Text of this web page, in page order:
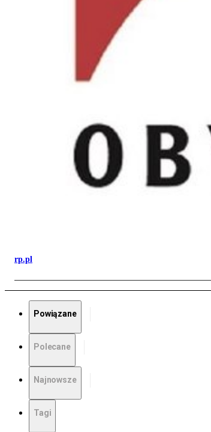
rp.pl
Powiązane
Polecane
Najnowsze
Tagi